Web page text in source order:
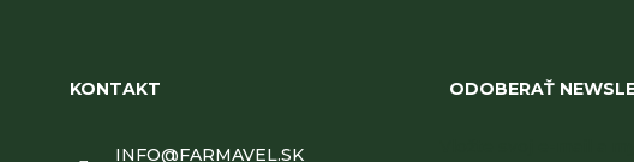
KONTAKT
INFO@FARMAVEL.SK
ODOBERAŤ